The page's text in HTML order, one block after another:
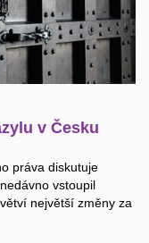
v Česku
práva diskutuje
vstoupil
největší změny za